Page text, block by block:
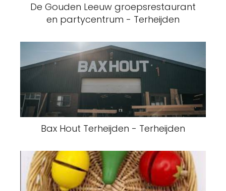
De Gouden Leeuw groepsrestaurant
en partycentrum - Terheijden
Bax Hout Terheijden - Terheijden